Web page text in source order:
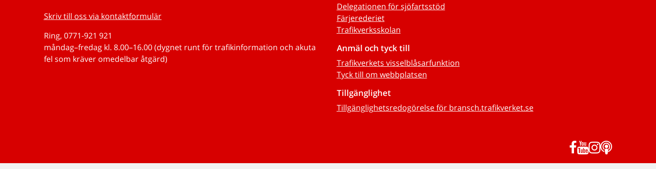
Skriv till oss via kontaktformulär
Ring, 0771-921 921
måndag–fredag kl. 8.00–16.00 (dygnet runt för trafikinformation och akuta
fel som kräver omedelbar åtgärd)
Delegationen för sjöfartsstöd
Färjerederiet
Trafikverksskolan
Anmäl och tyck till
Trafikverkets visselblåsarfunktion
Tyck till om webbplatsen
Tillgänglighet
Tillgänglighetsredogörelse för bransch.trafikverket.se
Facebook
YouTube
Instagram
Podd